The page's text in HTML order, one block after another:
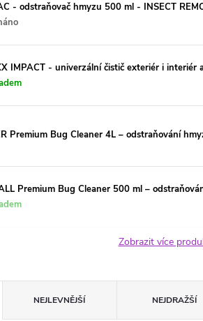
- odstraňovač hmyzu 500 ml - INSECT
IMPACT - univerzální čistič exteriér i interiér
Premium Bug Cleaner 4L – odstraňování
Premium Bug Cleaner 500 ml –
Zobrazit více
NEJLEVNĚJŠÍ NEJDRAŽŠÍ